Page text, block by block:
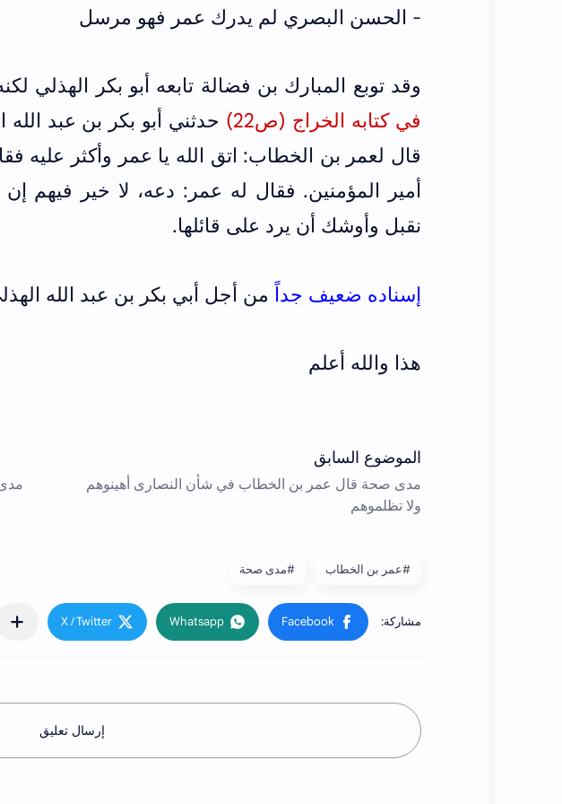
- الحسن البصري لم يدرك عمر فهو مرسل
وقد توبع المبارك بن فضالة تابعه أبو بكر الهذلي
في كتابه الخراج (ص22)
حدثني أبو بكر بن عبد
قال لعمر بن الخطاب: اتق الله يا عمر وأكثر عليه
أمير المؤمنين. فقال له عمر: دعه، لا خير فيهم إن
نقبل وأوشك أن يرد على قائلها.
إسناده ضعيف جداً من أجل أبي بكر بن عبد الله
هذا والله أعلم
#عمر بن الخطاب #مدى صحة
إرسال تعليق